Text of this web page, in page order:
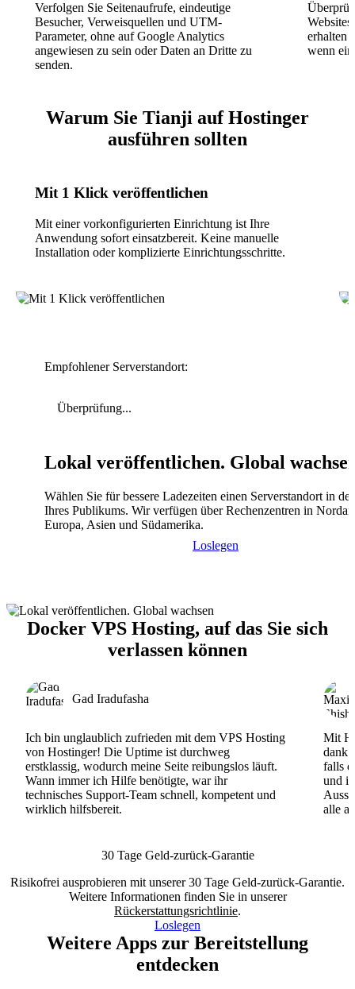
Verfolgen Sie Seitenaufrufe, eindeutige
Besucher, Verweisquellen und UTM-
Parameter, ohne auf Google Analytics
angewiesen zu sein oder Daten an Dritte zu
senden.
erhalten
wenn
Warum Sie Tianji auf Hostinger
ausführen sollten
Mit 1 Klick veröffentlichen
Mit einer vorkonfigurierten Einrichtung ist Ihre
Anwendung sofort einsatzbereit. Keine manuelle
Installation oder komplizierte Einrichtungsschritte.
Empfohlener Serverstandort:
Überprüfung...
Lokal veröffentlichen. Global
Wählen Sie für bessere Ladezeiten einen Serverstandort in
Ihres Publikums. Wir verfügen über Rechenzentren in
Europa, Asien und Südamerika.
Loslegen
Docker VPS Hosting, auf das Sie sich
verlassen können
Gad Iradufasha
Ich bin unglaublich zufrieden mit dem VPS Hosting
von Hostinger! Die Uptime ist durchweg
erstklassig, wodurch meine Seite reibungslos läuft.
Wann immer ich Hilfe benötigte, war ihr
technisches Support-Team schnell, kompetent und
wirklich hilfsbereit.
Mit
dank
falls
und
alle
30 Tage Geld-zurück-Garantie
Risikofrei ausprobieren mit unserer 30 Tage Geld-zurück-Garantie.
Weitere Informationen finden Sie in unserer
Rückerstattungsrichtlinie.
Loslegen
Weitere Apps zur Bereitstellung
entdecken